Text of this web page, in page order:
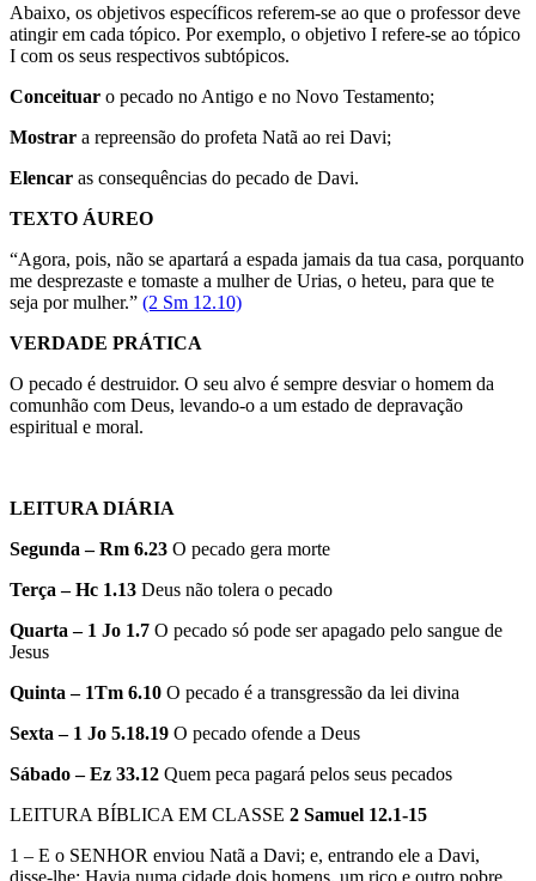
Abaixo, os objetivos específicos referem-se ao que o professor deve
atingir em cada tópico. Por exemplo, o objetivo I refere-se ao tópico
I com os seus respectivos subtópicos.
Conceituar o pecado no Antigo e no Novo Testamento;
Mostrar a repreensão do profeta Natã ao rei Davi;
Elencar as consequências do pecado de Davi.
TEXTO ÁUREO
“Agora, pois, não se apartará a espada jamais da tua casa, porquanto
me desprezaste e tomaste a mulher de Urias, o heteu, para que te
seja por mulher.” (2 Sm 12.10)
VERDADE PRÁTICA
O pecado é destruidor. O seu alvo é sempre desviar o homem da
comunhão com Deus, levando-o a um estado de depravação
espiritual e moral.
LEITURA DIÁRIA
Segunda – Rm 6.23 O pecado gera morte
Terça – Hc 1.13 Deus não tolera o pecado
Quarta – 1 Jo 1.7 O pecado só pode ser apagado pelo sangue de
Jesus
Quinta – 1Tm 6.10 O pecado é a transgressão da lei divina
Sexta – 1 Jo 5.18.19 O pecado ofende a Deus
Sábado – Ez 33.12 Quem peca pagará pelos seus pecados
LEITURA BÍBLICA EM CLASSE 2 Samuel 12.1-15
1 – E o SENHOR enviou Natã a Davi; e, entrando ele a Davi,
disse-lhe: Havia numa cidade dois homens, um rico e outro pobre.